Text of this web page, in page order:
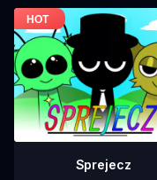
Sprejecz